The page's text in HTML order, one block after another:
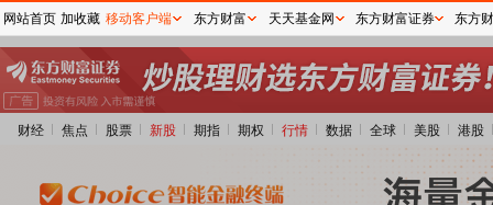
财经 焦点 股票 新股 期指 期权 行情 数据 全球 美股 港股
网站首页 加收藏 移动客户端 东方财富 天天基金网 东方财富证券 东方